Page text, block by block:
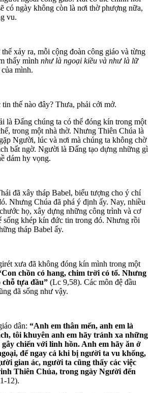
có ngày không còn là nơi thờ phượng nữa,
vu.
xảy ra, mỗi cộng đoàn công giáo và từng
thấy mình như là ngoại kiều và như là lữ
mình.
thế nào đây? Thưa, phải cởi mở.
là Đấng chúng ta có thể đóng kín trong một
trong một nhà thờ. Nhưng Thiên Chúa là
Người, lúc và nơi mà chúng ta không chờ
bất ngờ. Người là Đấng tạo dựng những gì
dám hy vọng.
đã xây tháp Babel, biểu tượng cho ý chí
Nhưng Chúa đã phá ý định ấy. Nay, nhiều
họ, xây dựng những công trình và cơ
sống khép kín đức tin trong đó. Nhưng rồi
tháp Babel ấy.
xưa đã không đóng kín mình trong một
chồn có hang, chim trời có tổ. Nhưng
tựa đầu” (Lc 9,58). Các môn đệ đầu
đã sống như vậy.
dân: “Anh em thân mến, anh em là
tôi khuyên anh em hãy tránh xa những
chiến với linh hồn. Anh em hãy ăn ở
để ngay cả khi bị người ta vu khống,
gian ác, người ta cũng thấy các việc
Thiên Chúa, trong ngày Người đến
12).